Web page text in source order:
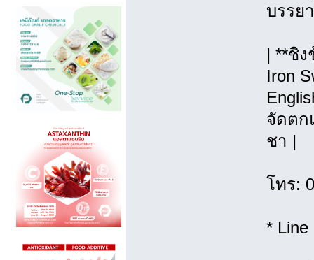
บรรย
| **ชิง
Iron
จัดตก
ชา |
โทร:
* Line